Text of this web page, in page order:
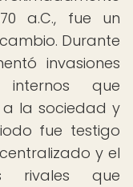
a.C., fue un
Durante
invasiones
que
la sociedad y
fue testigo
y el
rivales que